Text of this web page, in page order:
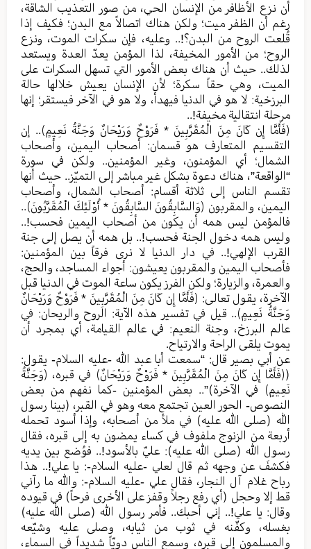
أن نزع الأظافر من الإنسان الحي، من صور التعذيب الشاقة،
رغم أن الظفر ميت؛ ولكن هناك اتصالاً مع البدن؛ فكيف إذا
قُلعت الروح من البدن؟!.. وعليه، فإن سكرات الموت، ونزع
الروح؛ من الأمور المخيفة، لذا المؤمن يعدّ العدة ويستعد
لذلك.. حيث أن هناك بعض الأمور التي تسهل السكرات على
الميت، وهي حقاً سكرة؛ لأن الإنسان يعيش خلالها حالة
البرزخية: لا هو في الدنيا فيهدأ، ولا هو في الآخر فيستقر؛ إنها
مرحلة انتقالية مخيفة!..
﴿فَأَمَّا إِن كَانَ مِنَ الْمُقَرَّبِينَ * فَرَوْحٌ وَرَيْحَانٌ وَجَنَّةُ نَعِيمٍ﴾.. إن
التقسيم المتعارف هو قسمان: أصحاب اليمين، وأصحاب
الشمال؛ أي المؤمنون، وغير المؤمنين.. ولكن في سورة
“الواقعة”، هناك دعوة بشكل غير مباشر إلى التميّز.. حيث أنها
تقسم الناس إلى ثلاثة أقسام: أصحاب الشمال، وأصحاب
اليمين، والمقربون ﴿وَالسَّابِقُونَ السَّابِقُونَ * أُوْلَئِكَ الْمُقَرَّبُونَ﴾..
فالمؤمن ليس همه أن يكون من أصحاب اليمين فحسب!..
وليس همه دخول الجنة فحسب!.. بل همه أن يصل إلى جنة
القرب الإلهي!.. في دار الدنيا لا نرى فرقاً بين المؤمنين:
فأصحاب اليمين والمقربون يعيشون: أجواء المساجد، والحج،
والعمرة، والزيارة؛ ولكن الفرز يكون ساعة الموت في الدنيا قبل
الآخرة، يقول تعالى: ﴿فَأَمَّا إِن كَانَ مِنَ الْمُقَرَّبِينَ * فَرَوْحٌ وَرَيْحَانٌ
وَجَنَّةُ نَعِيمٍ﴾.. قيل في تفسير هذه الآية: الروح والريحان: في
عالم البرزخ، وجنة النعيم: في عالم القيامة، أي بمجرد أن
يموت يلقى الراحة والارتياح.
عن أبي بصير قال: “سمعت أبا عبد الله -عليه السلام- يقول:
(﴿فَأَمَّا إِن كَانَ مِنَ الْمُقَرَّبِينَ * فَرَوْحٌ وَرَيْحَانٌ﴾ في قبره، ﴿وَجَنَّةُ
نَعِيمٍ﴾ في الآخرة)”.. بعض المؤمنين -كما نفهم من بعض
النصوص- الحور العين تجتمع معه وهو في القبر، (بينا رسول
الله (صلی الله عليه) في ملأ من أصحابه، وإذا أسود تحمله
أربعة من الزنوج ملفوف في كساء يمضون به إلى قبره، فقال
رسول الله (صلی الله عليه): عليّ بالأسود!.. فوُضع بين يديه
فكشفَ عن وجهه ثم قال لعلي -عليه السلام-: يا علي!.. هذا
رباح غلام آل النجار، فقال علي -عليه السلام-: والله ما رآني
قط إلا وحجل (أي رفع رجلاً وقفز على الأخرى فرحاً) في قيوده
وقال: يا علي!.. إني أحبك.. فأمر رسول الله (صلی الله عليه)
بغسله، وكفّنه في ثوب من ثيابه، وصلى عليه وشيّعه
والمسلمون إلى قبره، وسمع الناس دويّاً شديداً في السماء،